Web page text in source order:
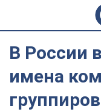
В России
имена